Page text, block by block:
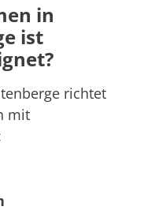
in
ist
richtet
mit